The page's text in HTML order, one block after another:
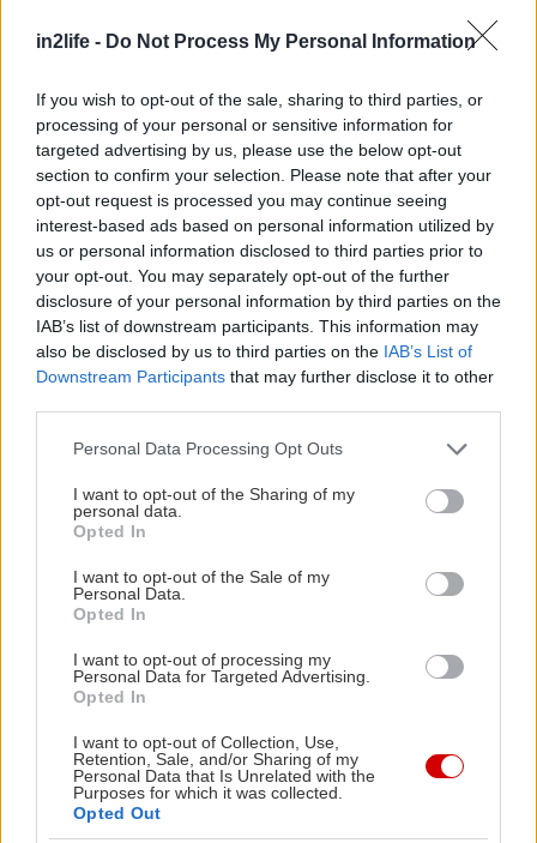
in2life - Do Not Process My Personal Information
If you wish to opt-out of the sale, sharing to third parties, or
processing of your personal or sensitive information for
targeted advertising by us, please use the below opt-out
section to confirm your selection. Please note that after your
opt-out request is processed you may continue seeing
interest-based ads based on personal information utilized by
us or personal information disclosed to third parties prior to
your opt-out. You may separately opt-out of the further
disclosure of your personal information by third parties on the
IAB’s list of downstream participants. This information may
also be disclosed by us to third parties on the IAB’s List of
Downstream Participants that may further disclose it to other
Please note that this website/app uses one or more Google
not limited to your visit or usage behaviour. You may click to
grant or deny consent to Google and its third-party tags to
use your data for below specified purposes in below Google
consent section.
Personal Data Processing Opt Outs
I want to opt-out of the Sharing of my
personal data.
Opted In
I want to opt-out of the Sale of my
Personal Data.
Opted In
I want to opt-out of processing my
Personal Data for Targeted Advertising.
Opted In
I want to opt-out of Collection, Use,
Retention, Sale, and/or Sharing of my
Personal Data that Is Unrelated with the
Purposes for which it was collected.
Opted Out